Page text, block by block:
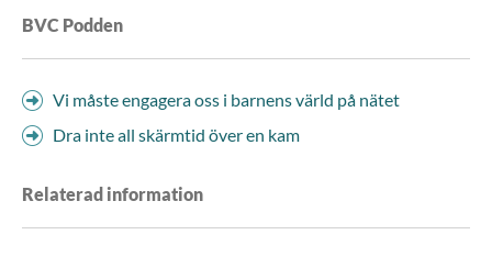
BVC Podden
Vi måste engagera oss i barnens värld på nätet
Dra inte all skärmtid över en kam
Relaterad information